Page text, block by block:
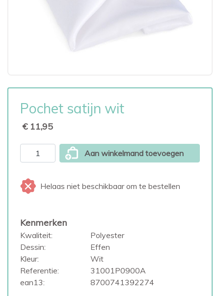
Pochet satijn wit
€ 11,95
Aan winkelmand toevoegen
Helaas niet beschikbaar om te bestellen
Kenmerken
Kwaliteit:
Polyester
Dessin:
Effen
Kleur:
Wit
Referentie:
31001P0900A
ean13:
8700741392274